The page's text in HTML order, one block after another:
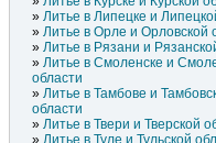
Литье в Липецке и
Литье в Орле и Орловской
Литье в Рязани и
Литье в Смоленске и
области
Литье в Тамбове и
области
Литье в Твери и Тверской